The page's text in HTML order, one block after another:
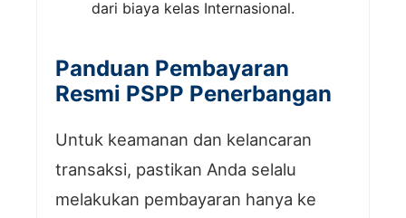
dari biaya kelas Internasional.
Panduan Pembayaran
Resmi PSPP Penerbangan
Untuk keamanan dan kelancaran
transaksi, pastikan Anda selalu
melakukan pembayaran hanya ke